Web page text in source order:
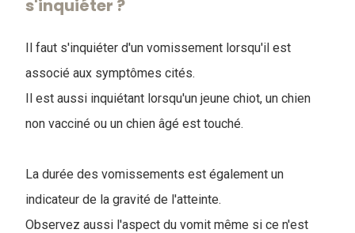
s'inquiéter ?
Il faut s'inquiéter d'un vomissement lorsqu'il est
associé aux symptômes cités.
Il est aussi inquiétant lorsqu'un jeune chiot, un chien
non vacciné ou un chien âgé est touché.
La durée des vomissements est également un
indicateur de la gravité de l'atteinte.
Observez aussi l'aspect du vomit même si ce n'est